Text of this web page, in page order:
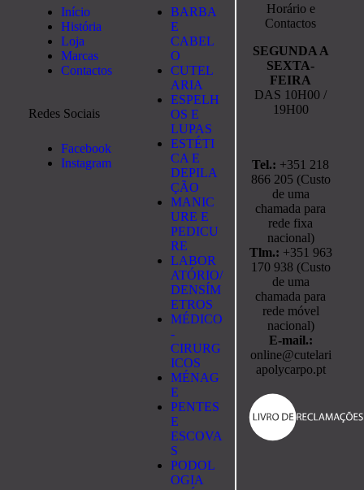
Início
História
Loja
Marcas
Contactos
Redes Sociais
Facebook
Instagram
BARBA
E
CABEL
O
CUTEL
ARIA
ESPELH
OS E
LUPAS
ESTÉTI
CA E
DEPILA
ÇÃO
MANIC
URE E
PEDICU
RE
LABOR
ATÓRIO/
DENSÍM
ETROS
MÉDICO
-
CIRURG
ICOS
MÉNAG
E
PENTES
E
ESCOVA
S
PODOL
OGIA
Horário e
Contactos
SEGUNDA A
SEXTA-
FEIRA
DAS 10H00 /
19H00
Tel.: +351 218
866 205 (Custo
de uma
chamada para
rede fixa
nacional)
Tlm.: +351 963
170 938 (Custo
de uma
chamada para
rede móvel
nacional)
E-mail.:
online@cutelari
apolycarpo.pt